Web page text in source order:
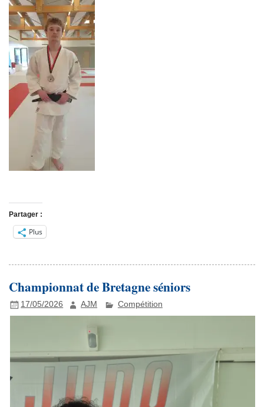
Partager :
Plus
Championnat de Bretagne séniors
17/05/2026 AJM Compétition